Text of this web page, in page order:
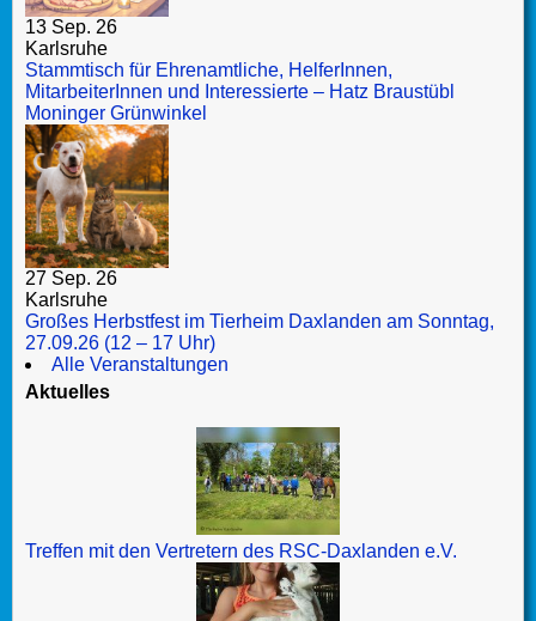
13 Sep. 26
Karlsruhe
Stammtisch für Ehrenamtliche, HelferInnen,
MitarbeiterInnen und Interessierte – Hatz Braustübl
Moninger Grünwinkel
27 Sep. 26
Karlsruhe
Großes Herbstfest im Tierheim Daxlanden am Sonntag,
27.09.26 (12 – 17 Uhr)
Alle Veranstaltungen
Aktuelles
Treffen mit den Vertretern des RSC-Daxlanden e.V.